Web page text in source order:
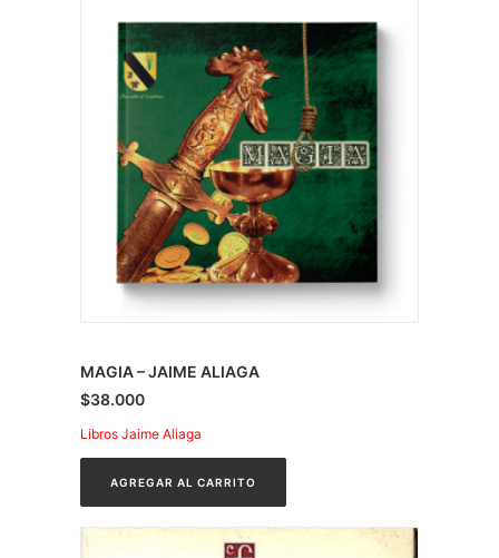
MAGIA – JAIME ALIAGA
$38.000
Libros Jaime Aliaga
AGREGAR AL CARRITO